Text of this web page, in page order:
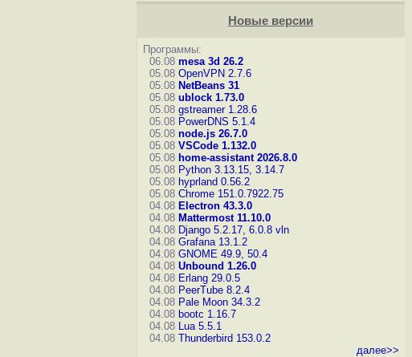
Новые версии
Программы:
06.08 mesa 3d 26.2
05.08 OpenVPN 2.7.6
05.08 NetBeans 31
05.08 ublock 1.73.0
05.08 gstreamer 1.28.6
05.08 PowerDNS 5.1.4
05.08 node.js 26.7.0
05.08 VSCode 1.132.0
05.08 home-assistant 2026.8.0
05.08 Python 3.13.15, 3.14.7
05.08 hyprland 0.56.2
05.08 Chrome 151.0.7922.75
04.08 Electron 43.3.0
04.08 Mattermost 11.10.0
04.08 Django 5.2.17, 6.0.8 vln
04.08 Grafana 13.1.2
04.08 GNOME 49.9, 50.4
04.08 Unbound 1.26.0
04.08 Erlang 29.0.5
04.08 PeerTube 8.2.4
04.08 Pale Moon 34.3.2
04.08 bootc 1.16.7
04.08 Lua 5.5.1
04.08 Thunderbird 153.0.2
далее>>